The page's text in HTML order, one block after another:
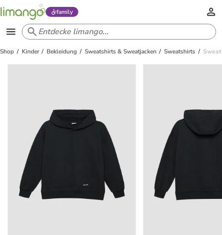
family
Shop Kinder Bekleidung Sweatshirts & Sweatjacken Sweatshirts